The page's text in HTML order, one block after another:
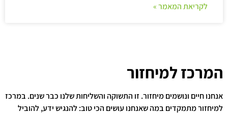
לקריאת המאמר »
המרכז למיחזור
אנחנו חיים ונושמים מיחזור. זו התשוקה והשליחות שלנו כבר שנים. במרכז
למיחזור מתמקדים במה שאנחנו עושים הכי טוב: להנגיש ידע, להוביל